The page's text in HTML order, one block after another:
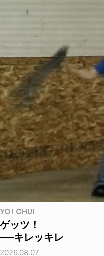
YO! CHUI
ゲッツ！
──キレッキレ
2026.08.07